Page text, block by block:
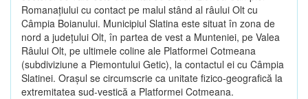
Romanaţiului cu contact pe malul stând al râului Olt cu
Câmpia Boianului. Municipiul Slatina este situat în zona de
nord a judeţului Olt, în partea de vest a Munteniei, pe Valea
Râului Olt, pe ultimele coline ale Platformei Cotmeana
(subdiviziune a Piemontului Getic), la contactul ei cu Câmpia
Slatinei. Oraşul se circumscrie ca unitate fizico-geografică la
extremitatea sud-vestică a Platformei Cotmeana.